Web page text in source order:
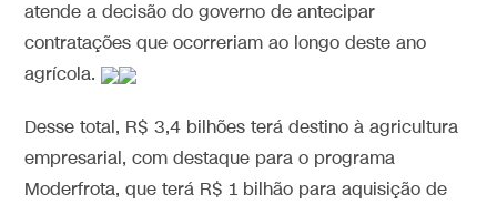
atende a decisão do governo de antecipar
contratações que ocorreriam ao longo deste ano
agrícola.
Desse total, R$ 3,4 bilhões terá destino à agricultura
empresarial, com destaque para o programa
Moderfrota, que terá R$ 1 bilhão para aquisição de